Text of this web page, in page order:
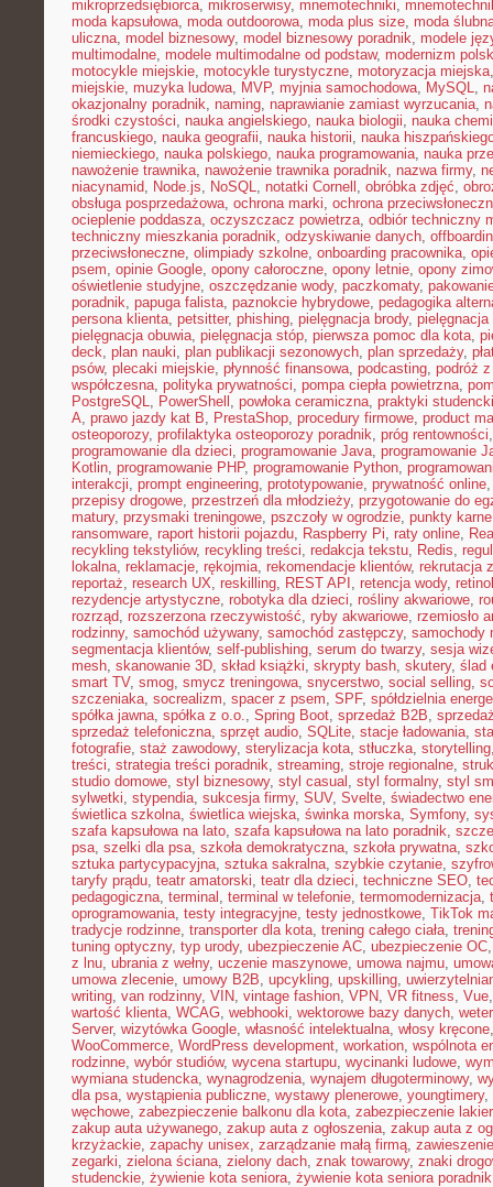
mikroprzedsiębiorca, mikroserwisy, mnemotechniki,
moda kapsułowa, moda outdoorowa, moda plus size, moda
uliczna, model biznesowy, model biznesowy poradnik, modele
multimodalne, modele multimodalne od podstaw, modernizm
motocykle miejskie, motocykle turystyczne, motoryzacja miejska
miejskie, muzyka ludowa, MVP, myjnia samochodowa, MySQL,
okazjonalny poradnik, naming, naprawianie zamiast wyrzucania,
środki czystości, nauka angielskiego, nauka biologii, nauka
francuskiego, nauka geografii, nauka historii, nauka
niemieckiego, nauka polskiego, nauka programowania, nauka
nawożenie trawnika, nawożenie trawnika poradnik, nazwa firmy,
niacynamid, Node.js, NoSQL, notatki Cornell , obróbka zdjęć,
obsługa posprzedażowa, ochrona marki, ochrona
ocieplenie poddasza, oczyszczacz powietrza, odbiór techniczny
techniczny mieszkania poradnik, odzyskiwanie danych,
przeciwsłoneczne, olimpiady szkolne, onboarding pracownika,
psem, opinie Google, opony całoroczne, opony letnie, opony
oświetlenie studyjne, oszczędzanie wody, paczkomaty,
poradnik, papuga falista, paznokcie hybrydowe, pedagogika
persona klienta, petsitter, phishing, pielęgnacja brody, pielęgnacja
pielęgnacja obuwia, pielęgnacja stóp, pierwsza pomoc dla kota,
deck, plan nauki, plan publikacji sezonowych, plan sprzedaży,
psów, plecaki miejskie, płynność finansowa, podcasting, podróż
współczesna, polityka prywatności, pompa ciepła powietrzna,
PostgreSQL, PowerShell , powłoka ceramiczna, praktyki
A, prawo jazdy kat B, PrestaShop, procedury firmowe, product
osteoporozy, profilaktyka osteoporozy poradnik, próg rentowności
programowanie dla dzieci, programowanie Java, programowanie
Kotlin, programowanie PHP, programowanie Python,
interakcji, prompt engineering, prototypowanie, prywatność online
przepisy drogowe, przestrzeń dla młodzieży, przygotowanie do
matury, przysmaki treningowe, pszczoły w ogrodzie, punkty karne
ransomware, raport historii pojazdu, Raspberry Pi, raty online,
recykling tekstyliów, recykling treści, redakcja tekstu, Redis,
lokalna, reklamacje, rękojmia, rekomendacje klientów, rekrutacja
reportaż, research UX, reskilling, REST API , retencja wody, retinol
rezydencje artystyczne, robotyka dla dzieci, rośliny akwariowe,
rozrząd, rozszerzona rzeczywistość, ryby akwariowe, rzemiosło
rodzinny, samochód używany, samochód zastępczy, samochody
segmentacja klientów, self-publishing, serum do twarzy, sesja
mesh, skanowanie 3D, skład książki, skrypty bash, skutery, ślad
smart TV, smog, smycz treningowa, snycerstwo, social selling,
szczeniaka, socrealizm, spacer z psem, SPF, spółdzielnia
spółka jawna, spółka z o.o., Spring Boot, sprzedaż B2B,
sprzedaż telefoniczna, sprzęt audio, SQLite, stacje ładowania,
fotografie, staż zawodowy, sterylizacja kota, stłuczka, storytelling
treści, strategia treści poradnik, streaming, stroje regionalne,
studio domowe, styl biznesowy, styl casual , styl formalny, styl
sylwetki, stypendia, sukcesja firmy, SUV, Svelte, świadectwo
świetlica szkolna, świetlica wiejska, świnka morska, Symfony,
szafa kapsułowa na lato, szafa kapsułowa na lato poradnik,
psa, szelki dla psa, szkoła demokratyczna, szkoła prywatna,
sztuka partycypacyjna, sztuka sakralna, szybkie czytanie,
taryfy prądu, teatr amatorski, teatr dla dzieci, techniczne SEO,
pedagogiczna, terminal , terminal w telefonie, termomodernizacja,
oprogramowania, testy integracyjne, testy jednostkowe, TikTok
tradycje rodzinne, transporter dla kota, trening całego ciała,
tuning optyczny, typ urody, ubezpieczenie AC, ubezpieczenie OC
z lnu, ubrania z wełny, uczenie maszynowe, umowa najmu,
umowa zlecenie, umowy B2B, upcykling, upskilling,
writing, van rodzinny, VIN, vintage fashion, VPN, VR fitness, Vue
wartość klienta, WCAG, webhooki, wektorowe bazy danych,
Server, wizytówka Google, własność intelektualna, włosy kręcone
WooCommerce, WordPress development, workation, wspólnota
rodzinne, wybór studiów, wycena startupu, wycinanki ludowe,
wymiana studencka, wynagrodzenia, wynajem długoterminowy,
dla psa, wystąpienia publiczne, wystawy plenerowe, youngtimery,
węchowe, zabezpieczenie balkonu dla kota, zabezpieczenie
zakup auta używanego, zakup auta z ogłoszenia, zakup auta z
krzyżackie, zapachy unisex, zarządzanie małą firmą, zawieszenie
zegarki, zielona ściana, zielony dach, znak towarowy, znaki
studenckie, żywienie kota seniora, żywienie kota seniora poradnik